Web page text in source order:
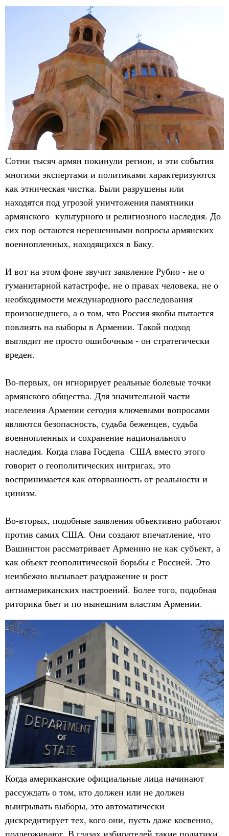
Сотни тысяч армян покинули регион, и эти события
многими экспертами и политиками характеризуются
как этническая чистка. Были разрушены или
находятся под угрозой уничтожения памятники
армянского культурного и религиозного наследия. До
сих пор остаются нерешенными вопросы армянских
военнопленных, находящихся в Баку.
И вот на этом фоне звучит заявление Рубио - не о
гуманитарной катастрофе, не о правах человека, не о
необходимости международного расследования
произошедшего, а о том, что Россия якобы пытается
повлиять на выборы в Армении. Такой подход
выглядит не просто ошибочным - он стратегически
вреден.
Во-первых, он игнорирует реальные болевые точки
армянского общества. Для значительной части
населения Армении сегодня ключевыми вопросами
являются безопасность, судьба беженцев, судьба
военнопленных и сохранение национального
наследия. Когда глава Госдепа США вместо этого
говорит о геополитических интригах, это
воспринимается как оторванность от реальности и
цинизм.
Во-вторых, подобные заявления объективно работают
против самих США. Они создают впечатление, что
Вашингтон рассматривает Армению не как субъект, а
как объект геополитической борьбы с Россией. Это
неизбежно вызывает раздражение и рост
антиамериканских настроений. Более того, подобная
риторика бьет и по нынешним властям Армении.
Когда американские официальные лица начинают
рассуждать о том, кто должен или не должен
выигрывать выборы, это автоматически
дискредитирует тех, кого они, пусть даже косвенно,
поддерживают. В глазах избирателей такие политики